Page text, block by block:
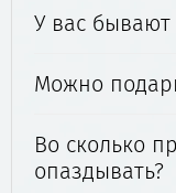
У вас
Можно
Во сколько
опаздывать?